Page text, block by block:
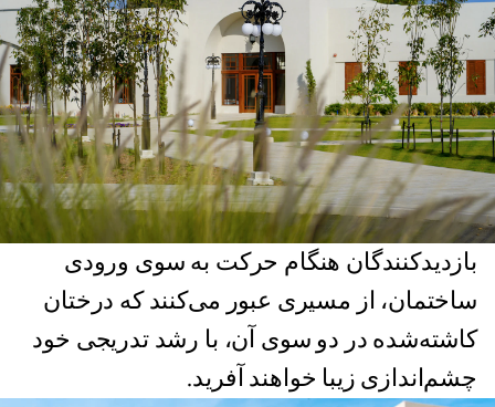
بازدیدکنندگان هنگام حرکت به سوی ورودی
ساختمان، از مسیری عبور می‌کنند که درختان
کاشته‌شده در دو سوی آن، با رشد تدریجی خود
چشم‌اندازی زیبا خواهند آفرید.